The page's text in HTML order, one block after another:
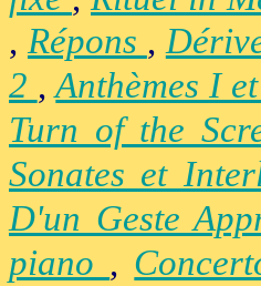
, Répons ,
2 ,Anthèmes I
Turn of the
Sonates et
D'un Geste
piano ,